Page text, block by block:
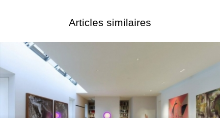
Articles similaires